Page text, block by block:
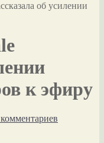
об усилении
к эфиру